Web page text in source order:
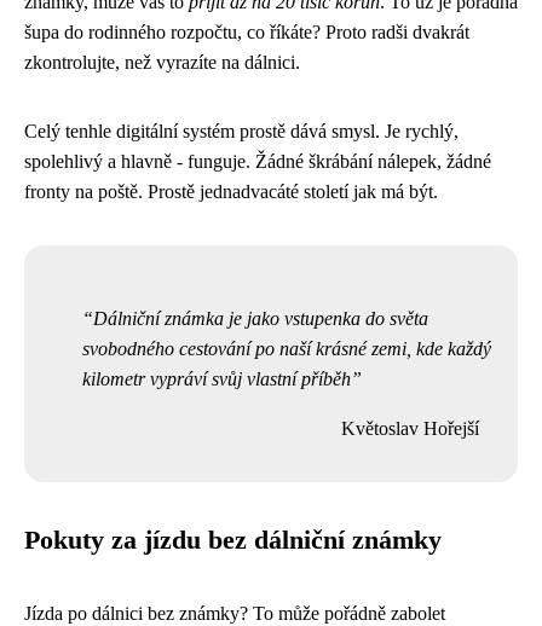
šupa do rodinného rozpočtu, co říkáte? Proto radši dvakrát
zkontrolujte, než vyrazíte na dálnici.
Celý tenhle digitální systém prostě dává smysl. Je rychlý,
spolehlivý a hlavně - funguje. Žádné škrábání nálepek, žádné
fronty na poště. Prostě jednadvacáté století jak má být.
Dálniční známka je jako vstupenka do světa
svobodného cestování po naší krásné zemi, kde každý
kilometr vypráví svůj vlastní příběh
Květoslav Hořejší
Pokuty za jízdu bez dálniční známky
Jízda po dálnici bez známky? To může pořádně zabolet